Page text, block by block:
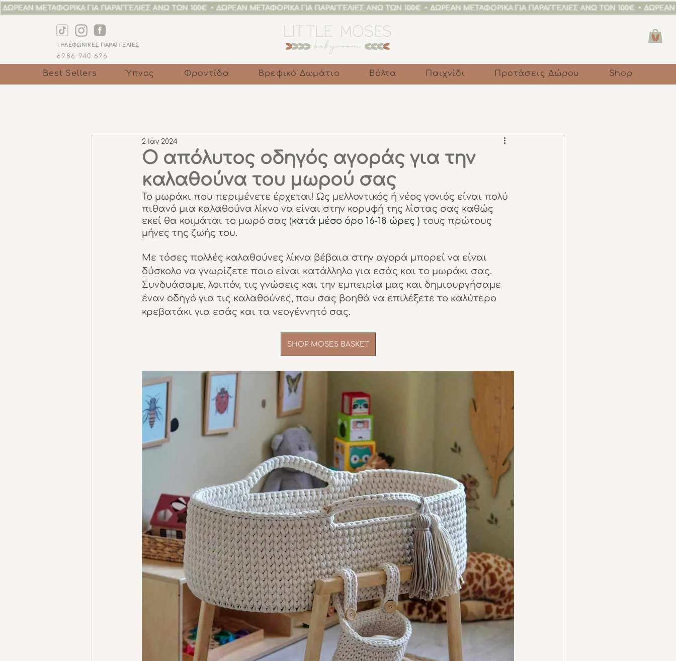
6986 940 6 26
ΤΗΛΕΦΩΝΙΚΕΣ ΠΑΡΑΓΓΕΛΙΕΣ
Best Sellers Ύπνος Φροντίδα Βρεφικό Δωμάτιο Βόλτα Παιχνίδι Προτάσεις Δώρου Shop
Ο απόλυτος οδηγός αγοράς για την
καλαθούνα του μωρού σας
2 Ιαν 2024
Το μωράκι που περιμένετε έρχεται! Ως μελλοντικός ή νέος γονιός είναι πολύ
πιθανό μια καλαθούνα λίκνο να είναι στην κορυφή της λίστας σας καθώς
εκεί θα κοιμάται το μωρό σας (κατά μέσο όρο 16-18 ώρες ) τους πρώτους
μήνες της ζωής του.
Με τόσες πολλές καλαθούνες λίκνα βέβαια στην αγορά μπορεί να είναι
δύσκολο να γνωρίζετε ποιο είναι κατάλληλο για εσάς και το μωράκι σας.
Συνδυάσαμε, λοιπόν, τις γνώσεις και την εμπειρία μας και δημιουργήσαμε
έναν οδηγό για τις καλαθούνες, που σας βοηθά να επιλέξετε το καλύτερο
κρεβατάκι για εσάς και τα νεογέννητό σας.
SHOP MOSES BASKET